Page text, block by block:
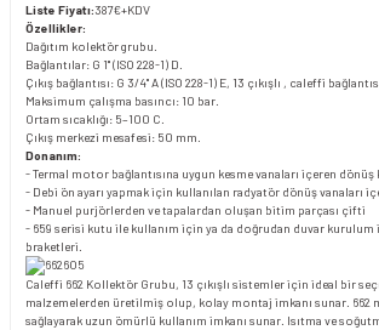
Liste Fiyatı:387€+KDV
Özellikler:
Dağıtım kolektör grubu.
Bağlantılar: G 1" (ISO 228-1) D.
Çıkış bağlantısı: G 3/4" A (ISO 228-1) E, 13 çıkışlı , caleffi
Maksimum çalışma basıncı: 10 bar.
Ortam sıcaklığı: 5–100 C.
Çıkış merkezi mesafesi: 50 mm.
Donanım:
- Termal motor bağlantısına uygun kesme vanaları içeren
- Debi ön ayarı yapmak için kullanılan radyatör dönüş vanaları
- Manuel purjörlerden ve tapalardan oluşan bitim parçası çifti
- 659 serisi kutu ile kullanım için ya da doğrudan duvar
braketleri.
Caleffi 662 Kollektör Grubu, 13 çıkışlı sistemler için ideal bir
malzemelerden üretilmiş olup, kolay montaj imkanı sunar.
sağlayarak uzun ömürlü kullanım imkanı sunar. Isıtma ve